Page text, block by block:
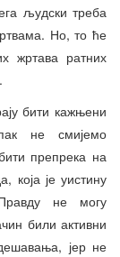
људски треба
Но, то ће
жртава ратних
бити кажњени
не смијемо
препрека на
која је уистину
не могу
били активни
јер не